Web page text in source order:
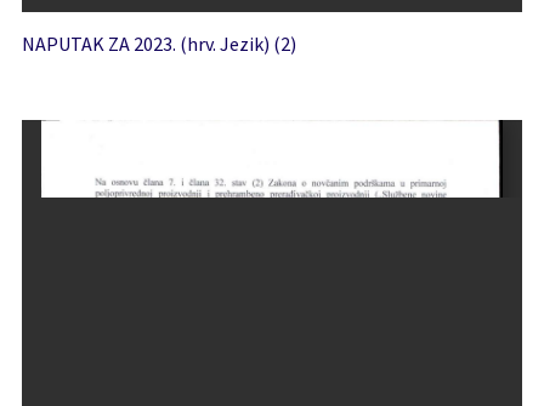
NAPUTAK ZA 2023. (hrv. Jezik) (2)